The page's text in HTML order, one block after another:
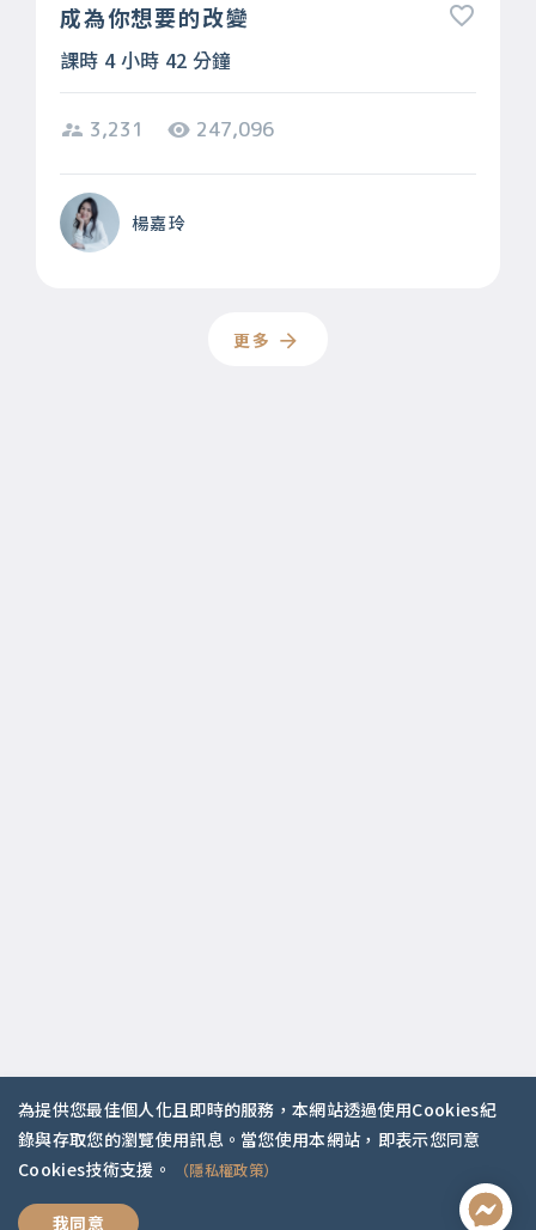
內容為王
成為你想要的改變
課時 4 小時 42 分鐘
3,231 247,096
楊嘉玲
更多
為提供您最佳個人化且即時的服務，本網站透過使用Cookies紀
錄與存取您的瀏覽使用訊息。當您使用本網站，即表示您同意
Cookies技術支援。
（隱私權政策）
我同意